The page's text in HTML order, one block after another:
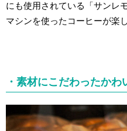
にも使用されている「サンレ
マシンを使ったコーヒーが楽
・素材にこだわったか